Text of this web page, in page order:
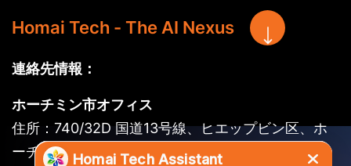
Homai Tech - The AI Nexus
連絡先情報：
ホーチミン市オフィス
住所：740/32D 国道13号線、ヒエップビン区、ホ
ーチミン市